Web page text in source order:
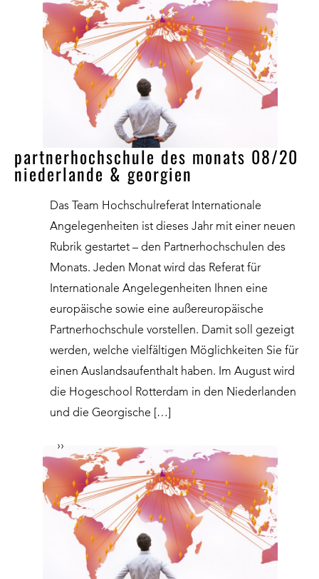
partnerhochschule des monats 08/20
niederlande & georgien
Das Team Hochschulreferat Internationale
Angelegenheiten ist dieses Jahr mit einer neuen
Rubrik gestartet – den Partnerhochschulen des
Monats. Jeden Monat wird das Referat für
Internationale Angelegenheiten Ihnen eine
europäische sowie eine außereuropäische
Partnerhochschule vorstellen. Damit soll gezeigt
werden, welche vielfältigen Möglichkeiten Sie für
einen Auslandsaufenthalt haben. Im August wird
die Hogeschool Rotterdam in den Niederlanden
und die Georgische […]
››